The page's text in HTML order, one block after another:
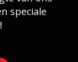
speciale